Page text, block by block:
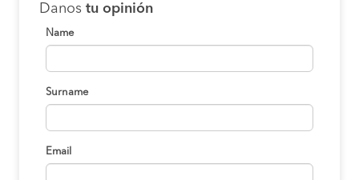
Danos tu opinión
Name
Surname
Email